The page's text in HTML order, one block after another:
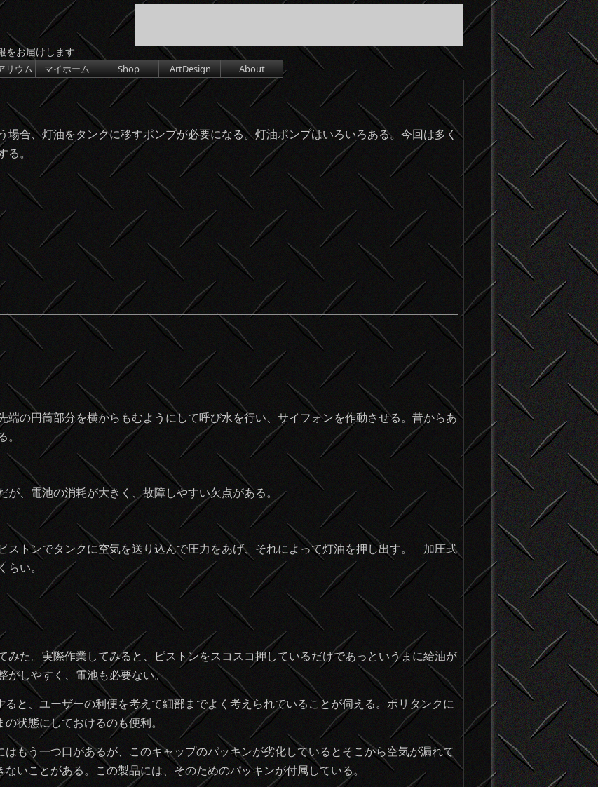
をお届けします
リウム マイホーム Shop ArtDesign About
合、灯油をタンクに移すポンプが必要になる。灯油ポンプはいろいろある。今回は多く
。
の円筒部分を横からもむようにして呼び水を行い、サイフォンを作動させる。昔からあ
、電池の消耗が大きく、故障しやすい欠点がある。
ストンでタンクに空気を送り込んで圧力をあげ、それによって灯油を押し出す。 加圧式
らい。
た。実際作業してみると、ピストンをスコスコ押しているだけであっというまに給油が
がしやすく、電池も必要ない。
と、ユーザーの利便を考えて細部までよく考えられていることが伺える。ポリタンクに
状態にしておけるのも便利。
もう一つ口があるが、このキャップのパッキンが劣化しているとそこから空気が漏れて
ないことがある。この製品には、そのためのパッキンが付属している。